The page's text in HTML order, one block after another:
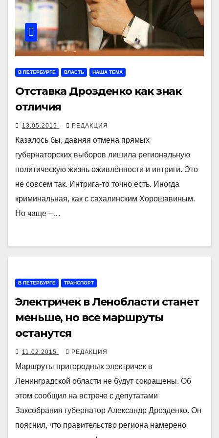
В ПЕТЕРБУРГЕ ВЛАСТЬ НАША ТЕМА
Отставка Дрозденко как знак
отличия
13.05.2015 РЕДАКЦИЯ
Казалось бы, давняя отмена прямых
губернаторских выборов лишила региональную
политическую жизнь оживлённости и интриги. Это
не совсем так. Интрига-то точно есть. Иногда
криминальная, как с сахалинским Хорошавиным.
Но чаще –…
В ПЕТЕРБУРГЕ ТРАНСПОРТ
Электричек в Ленобласти станет
меньше, но все маршруты
останутся
11.02.2015 РЕДАКЦИЯ
Маршруты пригородных электричек в
Ленинградской области не будут сокращены. Об
этом сообщил на встрече с депутатами
Заксобрания губернатор Александр Дрозденко. Он
пояснил, что правительство региона намерено